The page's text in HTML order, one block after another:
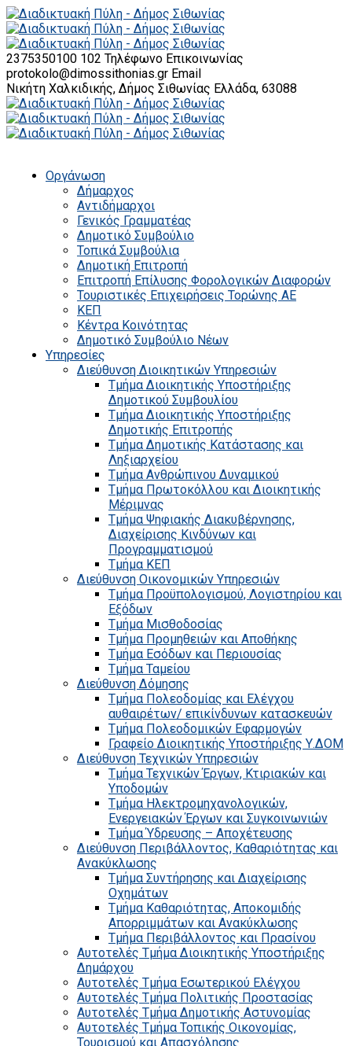
2375350100 102 Τηλέφωνο Επικοινωνίας
protokolo@dimossithonias.gr Email
Νικήτη Χαλκιδικής, Δήμος Σιθωνίας Ελλάδα, 63088
Οργάνωση
Δήμαρχος
Αντιδήμαρχοι
Γενικός Γραμματέας
Δημοτικό Συμβούλιο
Τοπικά Συμβούλια
Δημοτική Επιτροπή
Επιτροπή Επίλυσης Φορολογικών Διαφορών
Τουριστικές Επιχειρήσεις Τορώνης ΑΕ
ΚΕΠ
Κέντρα Κοινότητας
Δημοτικό Συμβούλιο Νέων
Υπηρεσίες
Διεύθυνση Διοικητικών Υπηρεσιών
Τμήμα Διοικητικής Υποστήριξης
Δημοτικού Συμβουλίου
Τμήμα Διοικητικής Υποστήριξης
Δημοτικής Επιτροπής
Τμήμα Δημοτικής Κατάστασης και
Ληξιαρχείου
Τμήμα Ανθρώπινου Δυναμικού
Τμήμα Πρωτοκόλλου και Διοικητικής
Μέριμνας
Τμήμα Ψηφιακής Διακυβέρνησης,
Διαχείρισης Κινδύνων και
Προγραμματισμού
Τμήμα ΚΕΠ
Διεύθυνση Οικονομικών Υπηρεσιών
Τμήμα Προϋπολογισμού, Λογιστηρίου και
Εξόδων
Τμήμα Μισθοδοσίας
Τμήμα Προμηθειών και Αποθήκης
Τμήμα Εσόδων και Περιουσίας
Τμήμα Ταμείου
Διεύθυνση Δόμησης
Τμήμα Πολεοδομίας και Ελέγχου
αυθαιρέτων/ επικίνδυνων κατασκευών
Τμήμα Πολεοδομικών Εφαρμογών
Γραφείο Διοικητικής Υποστήριξης Υ.ΔΟΜ
Διεύθυνση Τεχνικών Υπηρεσιών
Τμήμα Τεχνικών Έργων, Κτιριακών και
Υποδομών
Τμήμα Ηλεκτρομηχανολογικών,
Ενεργειακών Έργων και Συγκοινωνιών
Τμήμα Ύδρευσης – Αποχέτευσης
Διεύθυνση Περιβάλλοντος, Καθαριότητας και
Ανακύκλωσης
Τμήμα Συντήρησης και Διαχείρισης
Οχημάτων
Τμήμα Καθαριότητας, Αποκομιδής
Απορριμμάτων και Ανακύκλωσης
Τμήμα Περιβάλλοντος και Πρασίνου
Αυτοτελές Τμήμα Διοικητικής Υποστήριξης
Δημάρχου
Αυτοτελές Τμήμα Εσωτερικού Ελέγχου
Αυτοτελές Τμήμα Πολιτικής Προστασίας
Αυτοτελές Τμήμα Δημοτικής Αστυνομίας
Αυτοτελές Τμήμα Τοπικής Οικονομίας,
Τουρισμού και Απασχόλησης